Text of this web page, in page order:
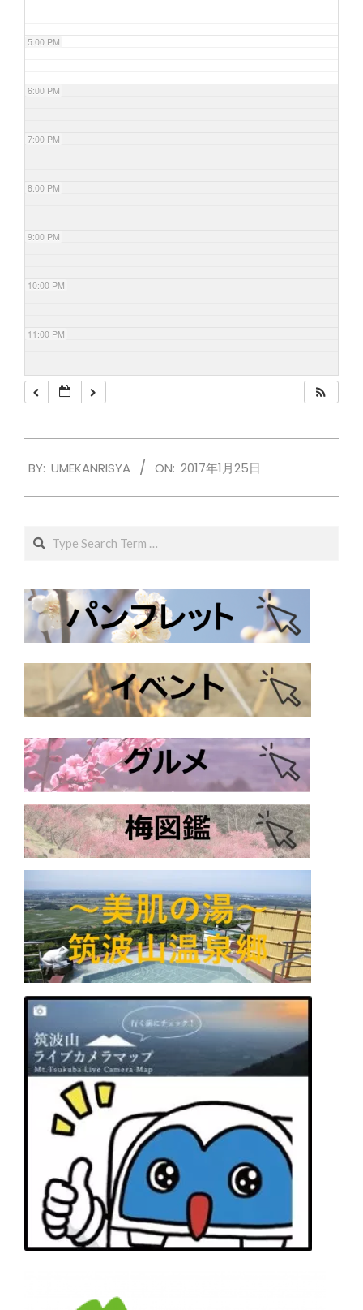
5:00 PM
6:00 PM
7:00 PM
8:00 PM
9:00 PM
10:00 PM
11:00 PM
01-
BY: UMEKANRISYA ON: 2017年1月25日
Search